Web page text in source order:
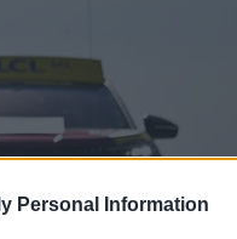
Personal Information